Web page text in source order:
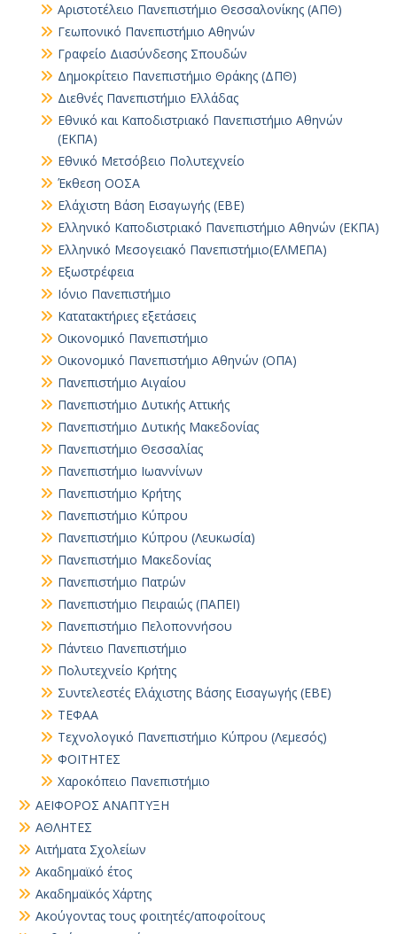
Αριστοτέλειο Πανεπιστήμιο Θεσσαλονίκης (ΑΠΘ)
Γεωπονικό Πανεπιστήμιο Αθηνών
Γραφείο Διασύνδεσης Σπουδών
Δημοκρίτειο Πανεπιστήμιο Θράκης (ΔΠΘ)
Διεθνές Πανεπιστήμιο Ελλάδας
Εθνικό και Καποδιστριακό Πανεπιστήμιο Αθηνών
(ΕΚΠΑ)
Εθνικό Μετσόβειο Πολυτεχνείο
Έκθεση ΟΟΣΑ
Ελάχιστη Βάση Εισαγωγής (ΕΒΕ)
Ελληνικό Καποδιστριακό Πανεπιστήμιο Αθηνών (ΕΚΠΑ)
Ελληνικό Μεσογειακό Πανεπιστήμιο(ΕΛΜΕΠΑ)
Εξωστρέφεια
Ιόνιο Πανεπιστήμιο
Κατατακτήριες εξετάσεις
Οικονομικό Πανεπιστήμιο
Οικονομικό Πανεπιστήμιο Αθηνών (ΟΠΑ)
Πανεπιστήμιο Αιγαίου
Πανεπιστήμιο Δυτικής Αττικής
Πανεπιστήμιο Δυτικής Μακεδονίας
Πανεπιστήμιο Θεσσαλίας
Πανεπιστήμιο Ιωαννίνων
Πανεπιστήμιο Κρήτης
Πανεπιστήμιο Κύπρου
Πανεπιστήμιο Κύπρου (Λευκωσία)
Πανεπιστήμιο Μακεδονίας
Πανεπιστήμιο Πατρών
Πανεπιστήμιο Πειραιώς (ΠΑΠΕΙ)
Πανεπιστήμιο Πελοποννήσου
Πάντειο Πανεπιστήμιο
Πολυτεχνείο Κρήτης
Συντελεστές Ελάχιστης Βάσης Εισαγωγής (ΕΒΕ)
ΤΕΦΑΑ
Τεχνολογικό Πανεπιστήμιο Κύπρου (Λεμεσός)
ΦΟΙΤΗΤΕΣ
Χαροκόπειο Πανεπιστήμιο
ΑΕΙΦΟΡΟΣ ΑΝΑΠΤΥΞΗ
ΑΘΛΗΤΕΣ
Αιτήματα Σχολείων
Ακαδημαϊκό έτος
Ακαδημαϊκός Χάρτης
Ακούγοντας τους φοιτητές/αποφοίτους